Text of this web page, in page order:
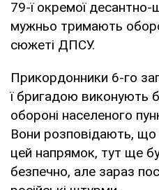
79-ї окремої
мужньо тримають
сюжеті ДПСУ.
Прикордонники 6-го
ї бригадою виконують
обороні населеного
Вони розповідають, що
цей напрямок, тут ще
безпечно, але зараз